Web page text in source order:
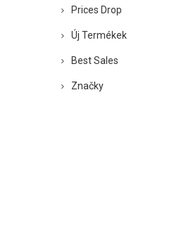
Prices Drop
Új Termékek
Best Sales
Značky